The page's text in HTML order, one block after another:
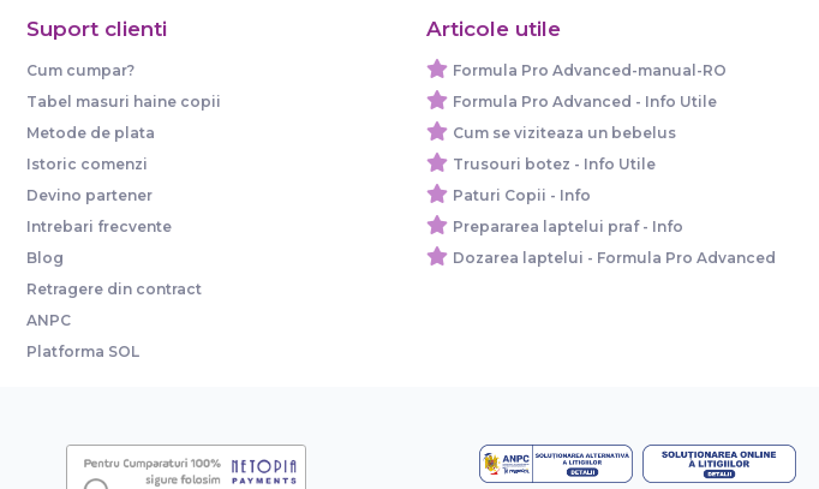
Suport clienti
Cum cumpar?
Tabel masuri haine copii
Metode de plata
Istoric comenzi
Devino partener
Intrebari frecvente
Blog
Retragere din contract
ANPC
Platforma SOL
Articole utile
Formula Pro Advanced-manual-RO
Formula Pro Advanced - Info Utile
Cum se viziteaza un bebelus
Trusouri botez - Info Utile
Paturi Copii - Info
Prepararea laptelui praf - Info
Dozarea laptelui - Formula Pro Advanced